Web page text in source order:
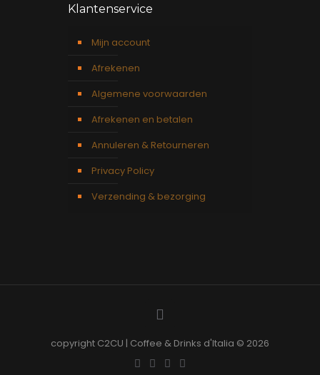
Klantenservice
Mijn account
Afrekenen
Algemene voorwaarden
Afrekenen en betalen
Annuleren & Retourneren
Privacy Policy
Verzending & bezorging
copyright C2CU | Coffee & Drinks d'Italia © 2026